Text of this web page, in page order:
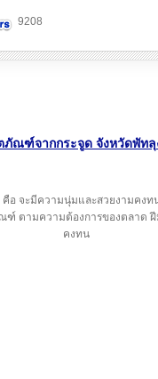
9208
ภัณฑ์จากกระจูด จังหวัดพัทลุ
จะมีความนุ่มและสวยงามคงท
ฑ์ ตามความต้องการของตลา
คงทน